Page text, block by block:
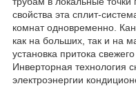
свойства эта сплит-
комнат одновременно.
как на больших, так и на
установка притока свежего
Инверторная технология
электроэнергии